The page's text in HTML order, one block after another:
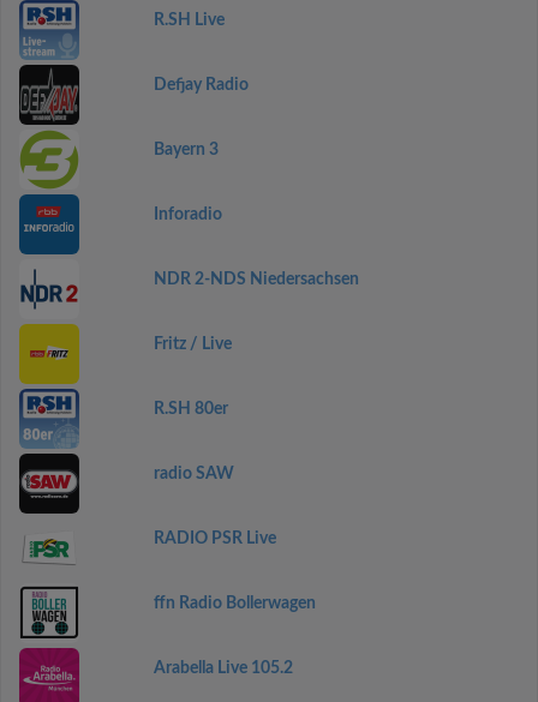
R.SH Live
Defjay Radio
Bayern 3
Inforadio
NDR 2-NDS Niedersachsen
Fritz / Live
R.SH 80er
radio SAW
RADIO PSR Live
ffn Radio Bollerwagen
Arabella Live 105.2